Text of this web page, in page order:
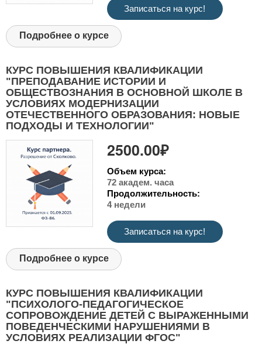
Записаться на курс!
Подробнее о курсе
КУРС ПОВЫШЕНИЯ КВАЛИФИКАЦИИ
"ПРЕПОДАВАНИЕ ИСТОРИИ И
ОБЩЕСТВОЗНАНИЯ В ОСНОВНОЙ ШКОЛЕ В
УСЛОВИЯХ МОДЕРНИЗАЦИИ
ОТЕЧЕСТВЕННОГО ОБРАЗОВАНИЯ: НОВЫЕ
ПОДХОДЫ И ТЕХНОЛОГИИ"
2500.00₽
Объем курса:
72 академ. часа
Продолжительность:
4 недели
Записаться на курс!
Подробнее о курсе
КУРС ПОВЫШЕНИЯ КВАЛИФИКАЦИИ
"ПСИХОЛОГО-ПЕДАГОГИЧЕСКОЕ
СОПРОВОЖДЕНИЕ ДЕТЕЙ С ВЫРАЖЕННЫМИ
ПОВЕДЕНЧЕСКИМИ НАРУШЕНИЯМИ В
УСЛОВИЯХ РЕАЛИЗАЦИИ ФГОС"